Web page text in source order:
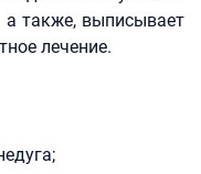
а также, выписывает
лечение.